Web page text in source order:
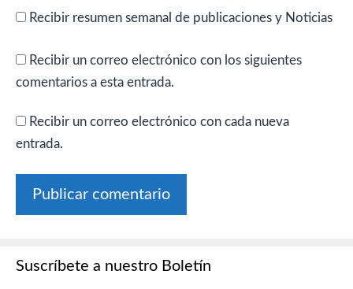
Recibir resumen semanal de publicaciones y Noticias
Recibir un correo electrónico con los siguientes
comentarios a esta entrada.
Recibir un correo electrónico con cada nueva
entrada.
Suscríbete a nuestro Boletín